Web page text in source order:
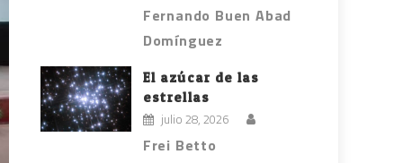
Fernando Buen Abad
Domínguez
El azúcar de las
estrellas
julio 28, 2026
Frei Betto